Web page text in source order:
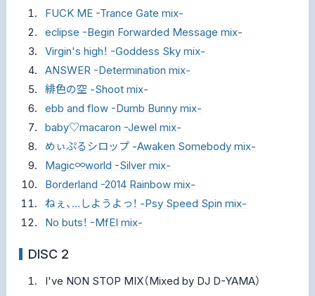
FUCK ME -Trance Gate mix-
eclipse -Begin Forwarded Message mix-
Virgin's high！ -Goddess Sky mix-
ANSWER -Determination mix-
緋色の空 -Shoot mix-
ebb and flow -Dumb Bunny mix-
baby♡macaron -Jewel mix-
めぃぷるシロップ -Awaken Somebody mix-
Magic∞world -Silver mix-
Borderland -2014 Rainbow mix-
ねぇ、…しようよっ！ -Psy Speed Spin mix-
No buts！ -MfEI mix-
DISC 2
I've NON STOP MIX（Mixed by DJ D-YAMA）